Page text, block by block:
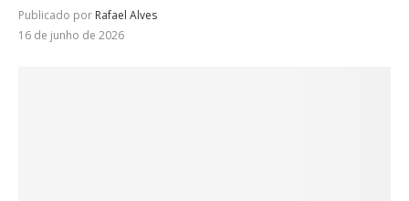
Publicado por Rafael Alves
16 de junho de 2026